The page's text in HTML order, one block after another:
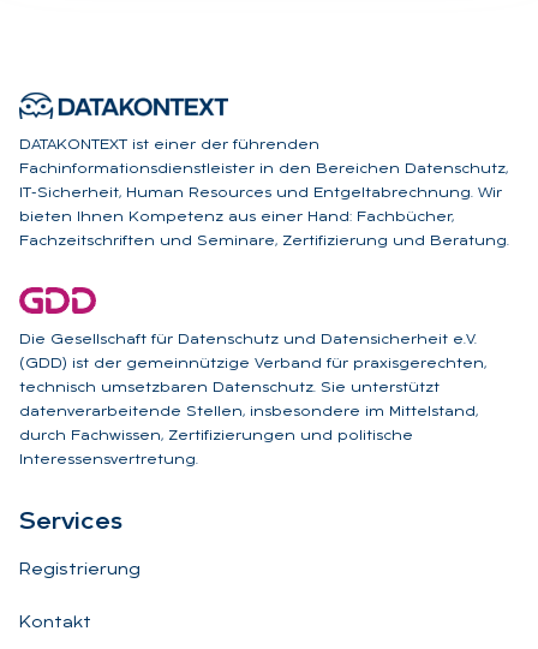
DATAKONTEXT ist einer der führenden
Fachinformationsdienstleister in den Bereichen Datenschutz,
IT-Sicherheit, Human Resources und Entgeltabrechnung. Wir
bieten Ihnen Kompetenz aus einer Hand: Fachbücher,
Fachzeitschriften und Seminare, Zertifizierung und Beratung.
Die Gesellschaft für Datenschutz und Datensicherheit e.V.
(GDD) ist der gemeinnützige Verband für praxisgerechten,
technisch umsetzbaren Datenschutz. Sie unterstützt
datenverarbeitende Stellen, insbesondere im Mittelstand,
durch Fachwissen, Zertifizierungen und politische
Interessensvertretung.
Ser­vices
Registrierung
Kontakt